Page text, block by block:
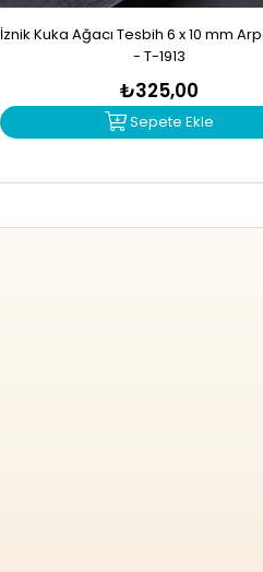
İznik Kuka Ağacı Tesbih 6 x 10 mm
- T-1913
₺325,00
Sepete Ekle